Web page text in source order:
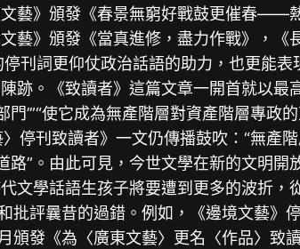
藝》頒發《春景無窮好戰鼓更催春——
藝》頒發《當真進修，盡力作戰》，
刊詞更仰仗政治話語的助力，也更能
跡。《致讀者》這篇文章一開首就以
’”“使它成為無產階層對資產階層專政
刊致讀者》一文仍傳播鼓吹：“無產階
路”。由此可見，今世文學在新的文明
文學話語生孩子將要遭到更多的波折，
批評曩昔的過錯。例如，《邊境文藝》
發《為〈廣東文藝〉更名〈作品〉致